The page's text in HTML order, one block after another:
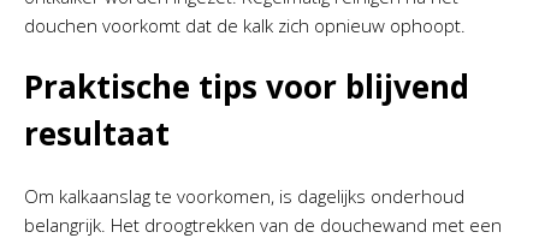
douchen voorkomt dat de kalk zich opnieuw ophoopt.
Praktische tips voor blijvend
resultaat
Om kalkaanslag te voorkomen, is dagelijks onderhoud
belangrijk. Het droogtrekken van de douchewand met een